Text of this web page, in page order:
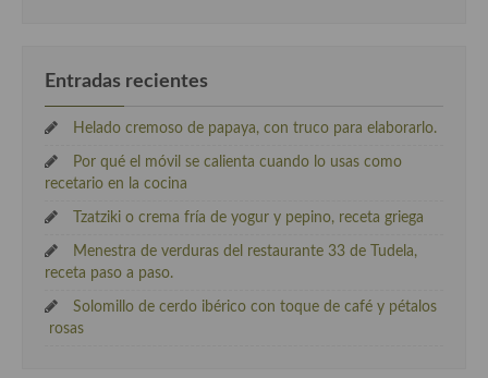
Entradas recientes
Helado cremoso de papaya, con truco para elaborarlo.
Por qué el móvil se calienta cuando lo usas como
recetario en la cocina
Tzatziki o crema fría de yogur y pepino, receta griega
Menestra de verduras del restaurante 33 de Tudela,
receta paso a paso.
Solomillo de cerdo ibérico con toque de café y pétalos
rosas